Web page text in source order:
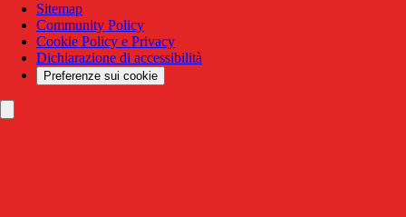
Sitemap
Community Policy
Cookie Policy e Privacy
Dichiarazione di accessibilità
Preferenze sui cookie